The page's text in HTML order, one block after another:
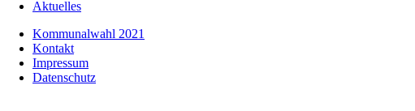
Aktuelles
Kommunalwahl 2021
Kontakt
Impressum
Datenschutz